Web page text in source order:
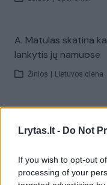
Lrytas.lt - Do Not
If you wish to opt-out
processing of your
A. Matulas skatina
lankytis jų namuose
Žinios Lietuvos diena
įstatymų švelninti